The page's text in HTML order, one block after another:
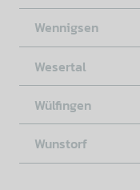
Wennigsen
Wesertal
Wülfingen
Wunstorf